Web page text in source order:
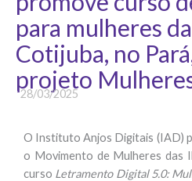
para mulheres
Cotijuba, no
projeto
28/03/2025
O Instituto Anjos Digitais (IAD)
o Movimento de Mulheres das
curso Letramento Digital 5.0: